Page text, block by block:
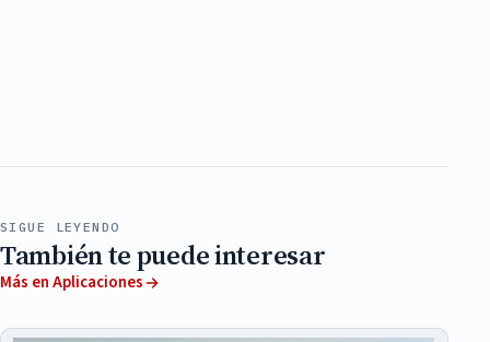
SIGUE LEYENDO
También te puede interesar
Más en Aplicaciones